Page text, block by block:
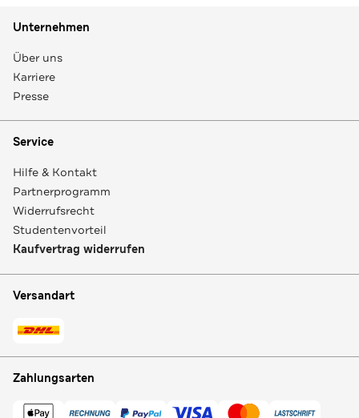
Unternehmen
Über uns
Karriere
Presse
Service
Hilfe & Kontakt
Partnerprogramm
Widerrufsrecht
Studentenvorteil
Kaufvertrag widerrufen
Versandart
Zahlungsarten